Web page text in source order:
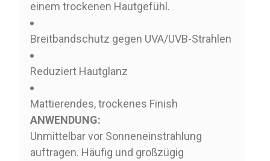
einem trockenen Hautgefühl.
Breitbandschutz gegen UVA/UVB-Strahlen
Reduziert Hautglanz
Mattierendes, trockenes Finish
ANWENDUNG:
Unmittelbar vor Sonneneinstrahlung
auftragen. Häufig und großzügig